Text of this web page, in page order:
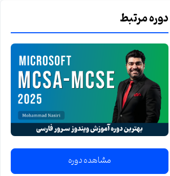
دوره مرتبط
مشاهده دوره